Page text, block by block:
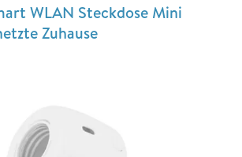
WLAN Steckdose Mini
Zuhause